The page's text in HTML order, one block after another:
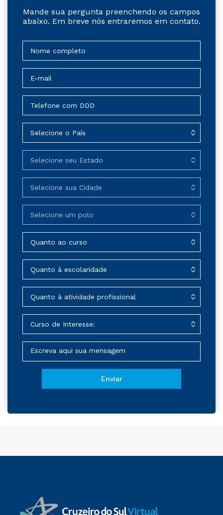
Mande sua pergunta preenchendo os campos
abaixo. Em breve nós entraremos em contato.